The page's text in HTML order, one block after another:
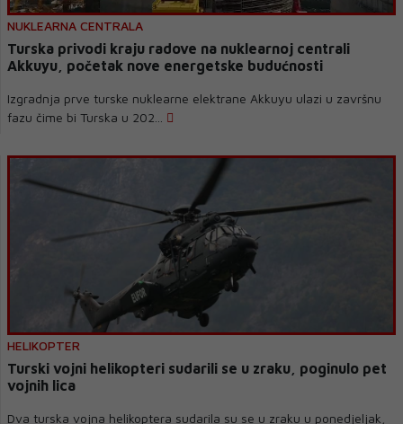
NUKLEARNA CENTRALA
Turska privodi kraju radove na nuklearnoj centrali
Akkuyu, početak nove energetske budućnosti
Izgradnja prve turske nuklearne elektrane Akkuyu ulazi u završnu
fazu čime bi Turska u 202...
HELIKOPTER
Turski vojni helikopteri sudarili se u zraku, poginulo pet
vojnih lica
Dva turska vojna helikoptera sudarila su se u zraku u ponedjeljak,